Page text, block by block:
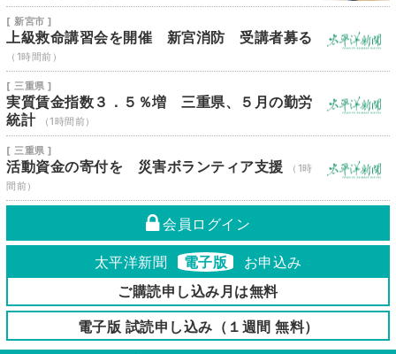
[ 新宮市 ]
上級救命講習会を開催 新宮消防 受講者募る
（1時間前）
[ 三重県 ]
実質賃金指数３．５％増 三重県、５月の勤労
統計
（1時間前）
[ 三重県 ]
活動資金の寄付を 災害ボランティア支援
（1時
間前）
会員ログイン
太平洋新聞 電子版
お申込み
ご購読申し込み月は無料
電子版 試読申し込み（１週間 無料）